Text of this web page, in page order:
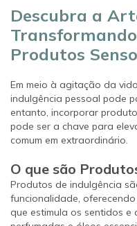
Descubra a
Produtos
Em meio à agitação da
indulgência pessoal pode
entanto, incorporar
pode ser a chave para
comum em extraordinário.
O que são
Produtos de indulgência
funcionalidade,
que estimula os sentidos e